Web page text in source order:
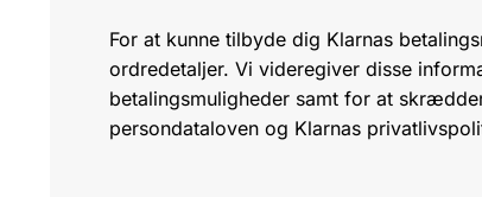
For at kunne tilbyde dig Klarnas
ordredetaljer. Vi videregiver disse
betalingsmuligheder samt for at
persondataloven og Klarnas